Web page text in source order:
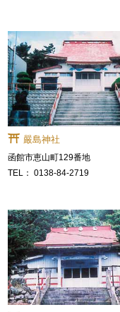
嚴島神社
函館市恵山町129番地
0138-84-2719